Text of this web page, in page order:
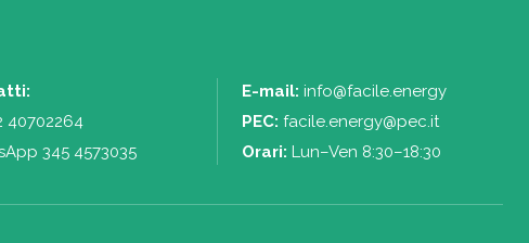
40702264
345 4573035
E-mail: info@facile.energy
PEC: facile.energy@pec.it
Orari: Lun–Ven 8:30–18:30